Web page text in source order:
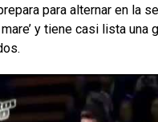
para alternar en la
y tiene casi lista una